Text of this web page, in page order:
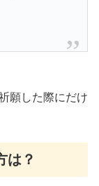
願した際にだけ
は？